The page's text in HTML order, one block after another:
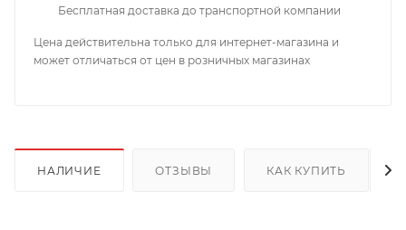
Бесплатная доставка до транспортной компании
Цена действительна только для интернет-магазина и
может отличаться от цен в розничных магазинах
НАЛИЧИЕ ОТЗЫВЫ КАК КУПИТЬ